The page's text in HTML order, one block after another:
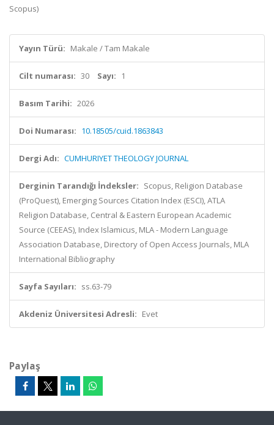
Scopus)
Yayın Türü: Makale / Tam Makale
Cilt numarası: 30 Sayı: 1
Basım Tarihi: 2026
Doi Numarası: 10.18505/cuid.1863843
Dergi Adı: CUMHURIYET THEOLOGY JOURNAL
Derginin Tarandığı İndeksler: Scopus, Religion Database
(ProQuest), Emerging Sources Citation Index (ESCI), ATLA
Religion Database, Central & Eastern European Academic
Source (CEEAS), Index Islamicus, MLA - Modern Language
Association Database, Directory of Open Access Journals, MLA
International Bibliography
Sayfa Sayıları: ss.63-79
Akdeniz Üniversitesi Adresli: Evet
Paylaş